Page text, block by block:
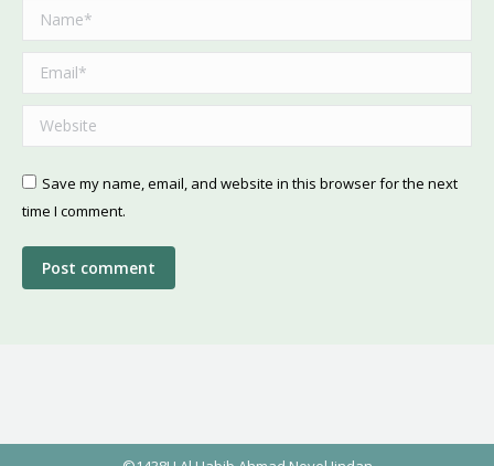
Name *
Email *
Website
Save my name, email, and website in this browser for the next
time I comment.
Post comment